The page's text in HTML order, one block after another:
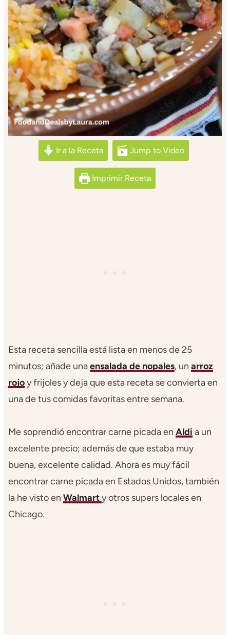
Ir a la Receta Jump to Video
Imprimir Receta
Esta receta sencilla está lista en menos de 25
minutos; añade unaensalada de nopales, un arroz
rojoy frijoles y deja que esta receta se convierta en
una de tus comidas favoritas entre semana.
Me soprendió encontrar carne picada en Aldi a un
excelente precio; además de que estaba muy
buena, excelente calidad. Ahora es muy fácil
encontrar carne picada en Estados Unidos, también
la he visto en Walmarty otros supers locales en
Chicago.